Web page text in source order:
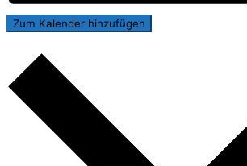
Zum Kalender hinzufügen